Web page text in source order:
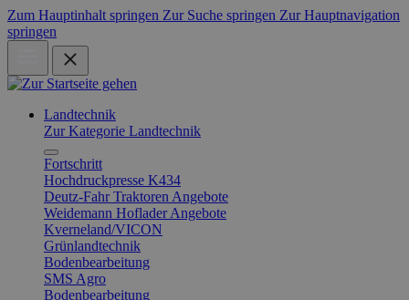
Zum Hauptinhalt springen Zur Suche springen Zur Hauptnavigation
springen
Landtechnik
Zur Kategorie Landtechnik
Fortschritt
Hochdruckpresse K434
Deutz-Fahr Traktoren Angebote
Weidemann Hoflader Angebote
Kverneland/VICON
Grünlandtechnik
Bodenbearbeitung
SMS Agro
Bodenbearbeitung